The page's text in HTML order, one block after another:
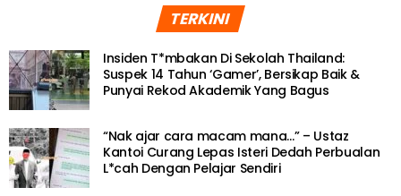
TERKINI
Insiden T*mbakan Di Sekolah Thailand:
Suspek 14 Tahun ‘Gamer’, Bersikap Baik &
Punyai Rekod Akademik Yang Bagus
“Nak ajar cara macam mana…” – Ustaz
Kantoi Curang Lepas Isteri Dedah Perbualan
L*cah Dengan Pelajar Sendiri